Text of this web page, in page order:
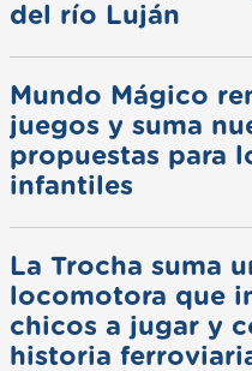
del río Luján
Mundo Mágico
juegos y suma
propuestas para
infantiles
La Trocha suma
locomotora que
chicos a jugar y
historia